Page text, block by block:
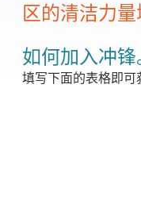
区的清洁力量
如何加入冲锋
填写下面的表格即可